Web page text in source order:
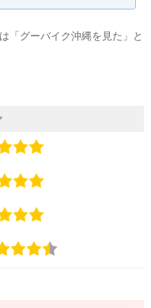
「グーバイク沖縄を見た」と